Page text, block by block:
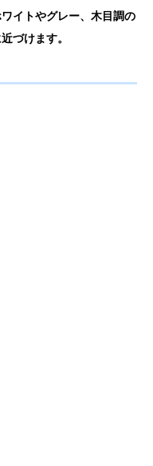
イトやグレー、木目調の
づけます。